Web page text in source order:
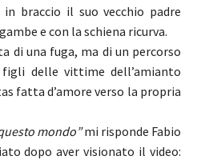
braccio il suo vecchio padre
e con la schiena ricurva.
di una fuga, ma di un percorso
delle vittime dell’amianto
fatta d’amore verso la propria
mondo”mi risponde Fabio
dopo aver visionato il video: